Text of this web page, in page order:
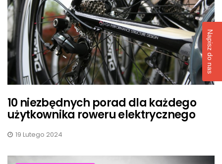
10 niezbędnych porad dla każdego
użytkownika roweru elektrycznego
19 Lutego 2024
Napisz do nas